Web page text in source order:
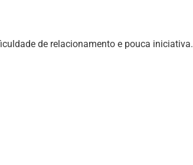
de relacionamento e pouca iniciativa.